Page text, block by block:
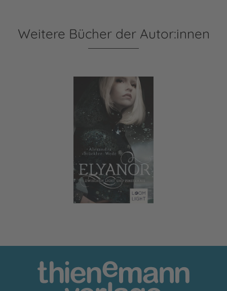
Weitere Bücher der Autor:innen
Elyanor 1: Zwischen Licht und Finsternis